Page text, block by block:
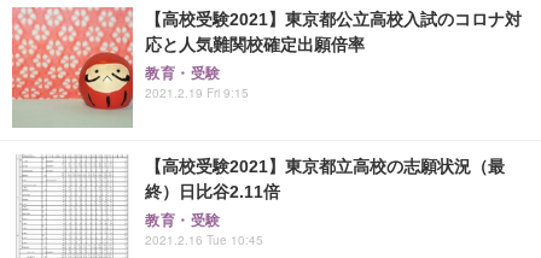
【高校受験2021】東京都公立高校入試のコロナ対
応と人気難関校確定出願倍率
教育・受験
2021.2.19 Fri 9:15
【高校受験2021】東京都立高校の志願状況（最
終）日比谷2.11倍
教育・受験
2021.2.16 Tue 10:45